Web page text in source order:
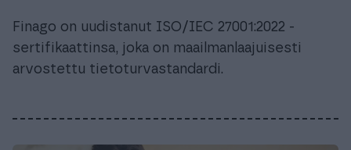
Finago on uudistanut ISO/IEC 27001:2022 -
sertifikaattinsa, joka on maailmanlaajuisesti
arvostettu tietoturvastandardi.